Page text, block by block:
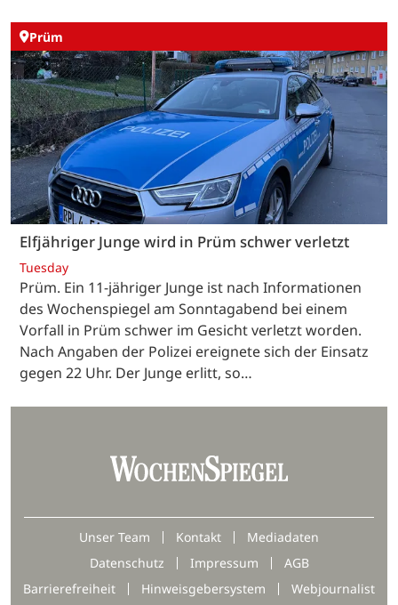
Prüm
Elfjähriger Junge wird in Prüm schwer verletzt
Tuesday
Prüm. Ein 11-jähriger Junge ist nach Informationen
des Wochenspiegel am Sonntagabend bei einem
Vorfall in Prüm schwer im Gesicht verletzt worden.
Nach Angaben der Polizei ereignete sich der Einsatz
gegen 22 Uhr. Der Junge erlitt, so…
Unser Team Kontakt
Mediadaten
Datenschutz
Impressum
AGB
Barrierefreiheit
Hinweisgebersystem Webjournalist